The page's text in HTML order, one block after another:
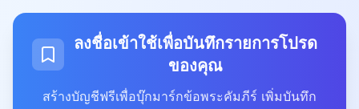
ลงชื่อเข้าใช้เพื่อบันทึกรายการโปรด
ของคุณ
สร้างบัญชีฟรีเพื่อบุ๊กมาร์กข้อพระคัมภีร์ เพิ่มบันทึก